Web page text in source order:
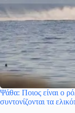
Ψάθα: Ποιος είναι ο
συντονίζονται τα